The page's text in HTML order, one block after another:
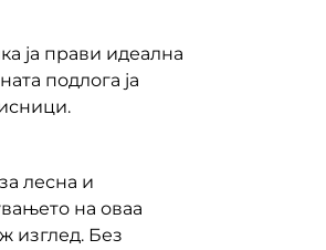
ја прави идеална
подлога ја
лесна и
на оваа
изглед. Без